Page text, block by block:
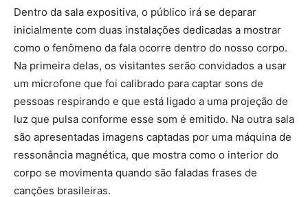
Dentro da sala expositiva, o público irá se deparar
inicialmente com duas instalações dedicadas a mostrar
como o fenômeno da fala ocorre dentro do nosso corpo.
Na primeira delas, os visitantes serão convidados a usar
um microfone que foi calibrado para captar sons de
pessoas respirando e que está ligado a uma projeção de
luz que pulsa conforme esse som é emitido. Na outra sala
são apresentadas imagens captadas por uma máquina de
ressonância magnética, que mostra como o interior do
corpo se movimenta quando são faladas frases de
canções brasileiras.